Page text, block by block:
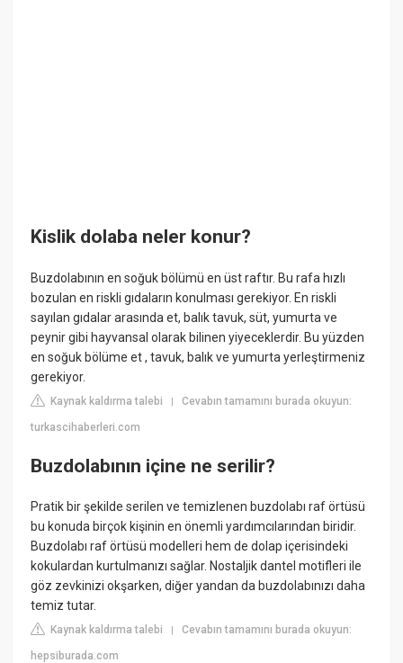
Kislik dolaba neler konur?
Buzdolabının en soğuk bölümü en üst raftır. Bu rafa hızlı
bozulan en riskli gıdaların konulması gerekiyor. En riskli
sayılan gıdalar arasında et, balık tavuk, süt, yumurta ve
peynir gibi hayvansal olarak bilinen yiyeceklerdir. Bu yüzden
en soğuk bölüme et , tavuk, balık ve yumurta yerleştirmeniz
gerekiyor.
Kaynak kaldırma talebi |Cevabın tamamını burada okuyun:
turkascihaberleri.com
Buzdolabının içine ne serilir?
Pratik bir şekilde serilen ve temizlenen buzdolabı raf örtüsü
bu konuda birçok kişinin en önemli yardımcılarından biridir.
Buzdolabı raf örtüsü modelleri hem de dolap içerisindeki
kokulardan kurtulmanızı sağlar. Nostaljik dantel motifleri ile
göz zevkinizi okşarken, diğer yandan da buzdolabınızı daha
temiz tutar.
Kaynak kaldırma talebi |Cevabın tamamını burada okuyun:
hepsiburada.com